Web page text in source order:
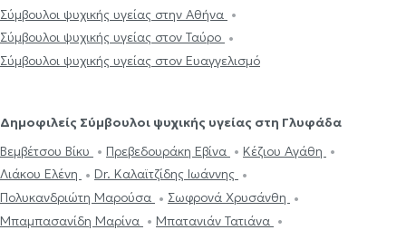
Σύμβουλοι ψυχικής υγείας στην Αθήνα
Σύμβουλοι ψυχικής υγείας στον Ταύρο
Σύμβουλοι ψυχικής υγείας στον Ευαγγελισμό
Δημοφιλείς Σύμβουλοι ψυχικής υγείας στη Γλυφάδα
Βεμβέτσου Βίκυ
Πρεβεδουράκη Εβίνα
Κέζιου Αγάθη
Λιάκου Ελένη
Dr. Καλαϊτζίδης Ιωάννης
Πολυκανδριώτη Μαρούσα
Σωφρονά Χρυσάνθη
Μπαμπασανίδη Μαρίνα
Μπατανιάν Τατιάνα